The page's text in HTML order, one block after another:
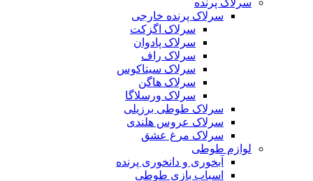
سرلاک پرنده
سرلاک پرنده خارجی
سرلاک اگزکت
سرلاک پادوان
سرلاک راف
سرلاک سیتاکوس
سرلاک هاگن
سرلاک ورسلاگا
سرلاک طوطی برزیلی
سرلاک عروس هلندی
سرلاک مرغ عشق
لوازم طوطی
آبخوری و دانخوری پرنده
اسباب بازی طوطی